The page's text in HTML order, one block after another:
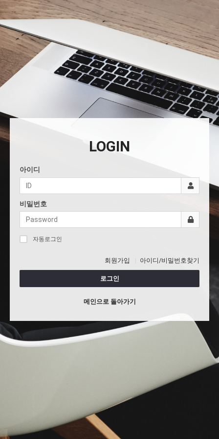
LOGIN
아이디
비밀번호
자동로그인
회원가입 아이디/비밀번호찾기
로그인
메인으로 돌아가기